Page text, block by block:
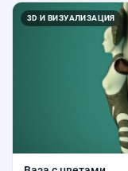
3D И ВИЗУАЛИЗАЦИЯ